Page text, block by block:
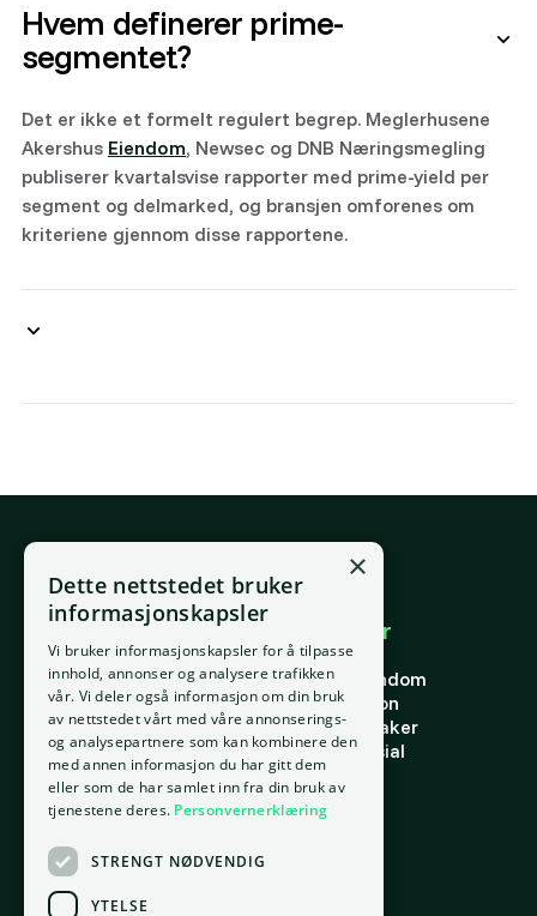
Hvem definerer prime-
segmentet?
Det er ikke et formelt regulert begrep. Meglerhusene
Akershus Eiendom, Newsec og DNB Næringsmegling
publiserer kvartalsvise rapporter med prime-yield per
segment og delmarked, og bransjen omforenes om
kriteriene gjennom disse rapportene.
E-post
support@placepoint.no
Selskapet
Hjem
Om oss
Ansatte
Kontakt oss
Personvern
Vilkår for bruk
Informasjonskapsler
Brukområder
Forstå eiendom
Finne riktig eiendom
Finn riktig person
Finn riktig leietaker
Verdi og potensial
Risiko
Portefølje
Ressurser
Ordbok
Innsikt
×
Dette nettstedet bruker
informasjonskapsler
Vi bruker informasjonskapsler for å tilpasse
innhold, annonser og analysere trafikken
vår. Vi deler også informasjon om din bruk
av nettstedet vårt med våre annonserings-
og analysepartnere som kan kombinere den
med annen informasjon du har gitt dem
eller som de har samlet inn fra din bruk av
tjenestene deres. Personvernerklæring
STRENGT NØDVENDIG
YTELSE